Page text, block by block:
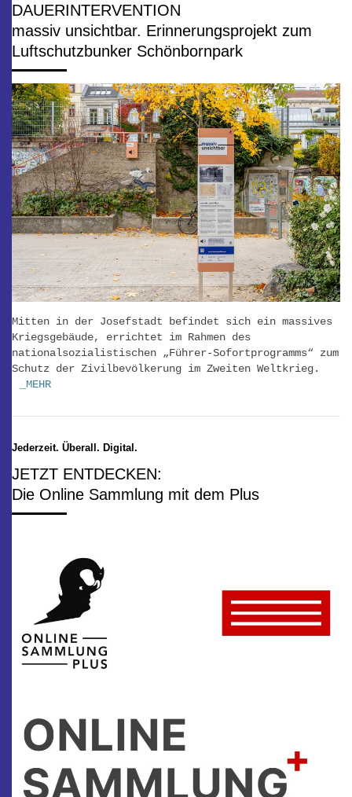
DAUERINTERVENTION
massiv unsichtbar. Erinnerungsprojekt zum
Luftschutzbunker Schönbornpark
Mitten in der Josefstadt befindet sich ein massives
Kriegsgebäude, errichtet im Rahmen des
nationalsozialistischen „Führer-Sofortprogramms“ zum
Schutz der Zivilbevölkerung im Zweiten Weltkrieg.
_MEHR
Jederzeit. Überall. Digital.
JETZT ENTDECKEN:
Die Online Sammlung mit dem Plus